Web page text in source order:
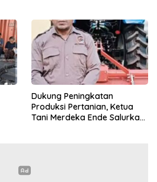
Dukung Peningkatan
Produksi Pertanian, Ketua
Tani Merdeka Ende Salurkan